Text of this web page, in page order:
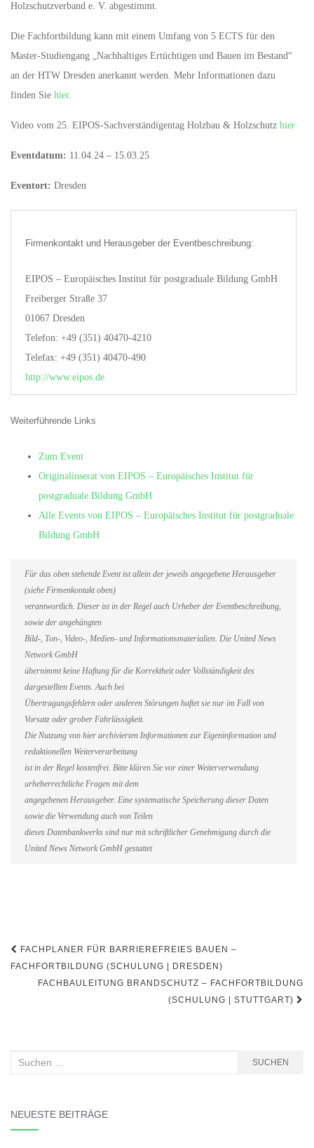
Holzschutzverband e. V. abgestimmt.
Die Fachfortbildung kann mit einem Umfang von 5 ECTS für den
Master-Studiengang „Nachhaltiges Ertüchtigen und Bauen im Bestand“
an der HTW Dresden anerkannt werden. Mehr Informationen dazu
finden Sie hier.
Video vom 25. EIPOS-Sachverständigentag Holzbau & Holzschutz hier
Eventdatum: 11.04.24 – 15.03.25
Eventort: Dresden
Firmenkontakt und Herausgeber der Eventbeschreibung:
EIPOS – Europäisches Institut für postgraduale Bildung GmbH
Freiberger Straße 37
01067 Dresden
Telefon: +49 (351) 40470-4210
Telefax: +49 (351) 40470-490
http://www.eipos.de
Weiterführende Links
Zum Event
Originalinserat von EIPOS – Europäisches Institut für
postgraduale Bildung GmbH
Alle Events von EIPOS – Europäisches Institut für postgraduale
Bildung GmbH
Für das oben stehende Event ist allein der jeweils angegebene Herausgeber
(siehe Firmenkontakt oben)
verantwortlich. Dieser ist in der Regel auch Urheber der Eventbeschreibung,
sowie der angehängten
Bild-, Ton-, Video-, Medien- und Informationsmaterialien. Die United News
Network GmbH
übernimmt keine Haftung für die Korrektheit oder Vollständigkeit des
dargestellten Events. Auch bei
Übertragungsfehlern oder anderen Störungen haftet sie nur im Fall von
Vorsatz oder grober Fahrlässigkeit.
Die Nutzung von hier archivierten Informationen zur Eigeninformation und
redaktionellen Weiterverarbeitung
ist in der Regel kostenfrei. Bitte klären Sie vor einer Weiterverwendung
urheberrechtliche Fragen mit dem
angegebenen Herausgeber. Eine systematische Speicherung dieser Daten
sowie die Verwendung auch von Teilen
dieses Datenbankwerks sind nur mit schriftlicher Genehmigung durch die
United News Network GmbH gestattet
Beitragsnavigation
FACHPLANER FÜR BARRIEREFREIES BAUEN –
FACHFORTBILDUNG (SCHULUNG | DRESDEN)
FACHBAULEITUNG BRANDSCHUTZ – FACHFORTBILDUNG
(SCHULUNG | STUTTGART)
Suchen
SUCHEN
NEUESTE BEITRÄGE